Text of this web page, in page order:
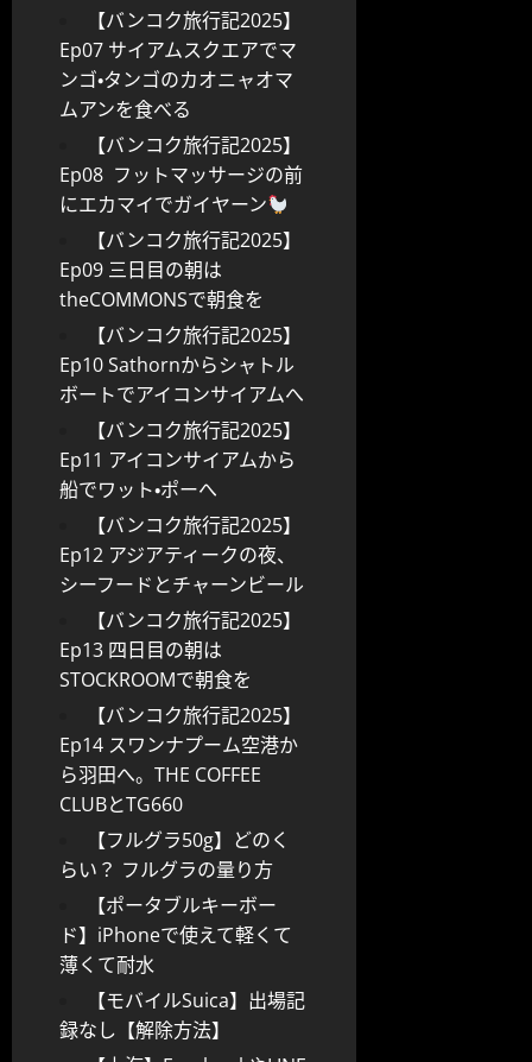
【バンコク旅行記2025】
Ep07 サイアムスクエアでマ
ンゴ・タンゴのカオニャオマ
ムアンを食べる
【バンコク旅行記2025】
Ep08 フットマッサージの前
にエカマイでガイヤーン
【バンコク旅行記2025】
Ep09 三日目の朝は
theCOMMONSで朝食を
【バンコク旅行記2025】
Ep10 Sathornからシャトル
ボートでアイコンサイアムへ
【バンコク旅行記2025】
Ep11 アイコンサイアムから
船でワット・ポーへ
【バンコク旅行記2025】
Ep12 アジアティークの夜、
シーフードとチャーンビール
【バンコク旅行記2025】
Ep13 四日目の朝は
STOCKROOMで朝食を
【バンコク旅行記2025】
Ep14 スワンナプーム空港か
ら羽田へ。THE COFFEE
CLUBとTG660
【フルグラ50g】どのく
らい？ フルグラの量り方
【ポータブルキーボー
ド】iPhoneで使えて軽くて
薄くて耐水
【モバイルSuica】出場記
録なし【解除方法】